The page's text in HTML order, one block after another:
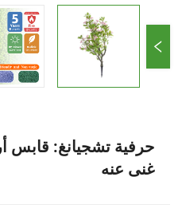
حرفية تشجيانغ: قابس
غنى عنه